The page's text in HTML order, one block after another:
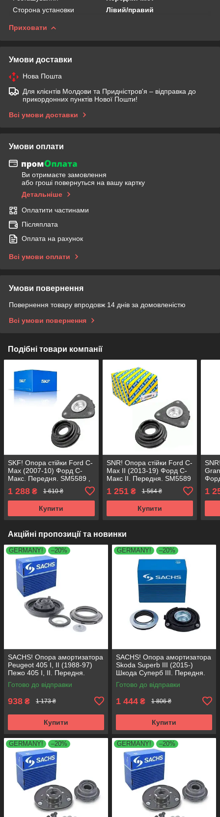
Сторона установки
Лівий/правий
Приховати
Умови доставки
Нова Пошта
Для клієнтів Молдови та Придністров'я – відправка до
прикордонних пунктів Нової Пошти!
Всі умови доставки
Умови оплати
Ви отримаєте замовлення
або гроші повернуться на вашу картку
Детальніше
Оплатити частинами
Післяплата
Оплата на рахунок
Всі умови оплати
Умови повернення
Повернення товару впродовж 14 днів за домовленістю
Всі умови повернення
Подібні товари компанії
SKF! Опора стійки Ford C-
Max (2007-10) Форд С-
Макс. Передня. SM5589 ,
VKDA35426
1 288 ₴ 1 610 ₴
Купити
SNR! Опора стійки Ford C-
Max II (2013-19) Форд С-
Макс II. Передня. SM5589
VKDA35426
1 251₴ 1 564 ₴
Купити
1
Акційні пропозиції та новинки
GERMANY! –20%
SACHS! Опора амортизатора
Peugeot 405 I, II (1988-97)
Пежо 405 I, II. Передня.
SM1553 , 803023 , KB659.36 ,
VKDA35336
Готово до відправки
938 ₴ 1 173 ₴
Купити
GERMANY! –20%
SACHS! Опора амортизатора
Skoda Superb III (2015-)
Шкода Суперб III. Передня.
803024 , KB657.27 ,
VKDA35167
Готово до відправки
1 444 ₴ 1 806 ₴
Купити
GERMANY! –20% GERMANY! –20%